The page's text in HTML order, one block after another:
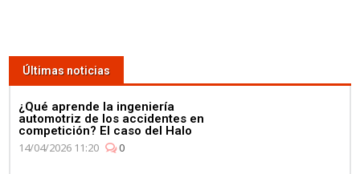
o un Fórmula E? Jéan-Eric
Vergné nos saca de dudas
Últimas noticias
¿Qué aprende la ingeniería
automotriz de los accidentes en
competición? El caso del Halo
14/04/2026 11:20
0